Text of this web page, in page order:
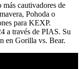
más cautivadores de
Pohoda o
para KEXP.
a través de PIAS. Su
en Gorilla vs. Bear.